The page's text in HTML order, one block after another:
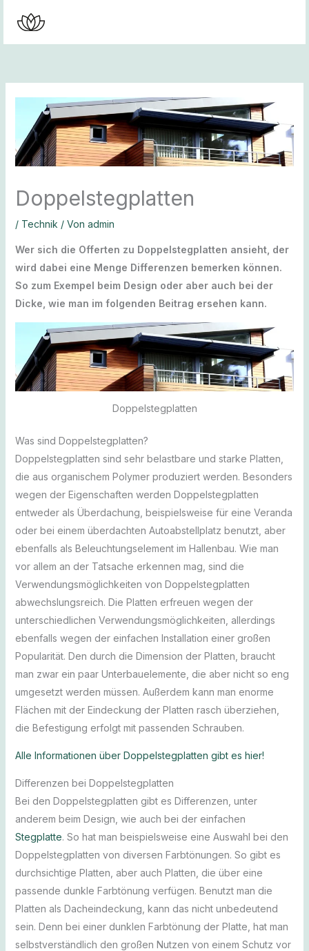
Inhalt
springen
Doppelstegplatten
/ Technik / Von admin
Wer sich die Offerten zu Doppelstegplatten ansieht, der
wird dabei eine Menge Differenzen bemerken können.
So zum Exempel beim Design oder aber auch bei der
Dicke, wie man im folgenden Beitrag ersehen kann.
Doppelstegplatten
Was sind Doppelstegplatten?
Doppelstegplatten sind sehr belastbare und starke Platten,
die aus organischem Polymer produziert werden. Besonders
wegen der Eigenschaften werden Doppelstegplatten
entweder als Überdachung, beispielsweise für eine Veranda
oder bei einem überdachten Autoabstellplatz benutzt, aber
ebenfalls als Beleuchtungselement im Hallenbau. Wie man
vor allem an der Tatsache erkennen mag, sind die
Verwendungsmöglichkeiten von Doppelstegplatten
abwechslungsreich. Die Platten erfreuen wegen der
unterschiedlichen Verwendungsmöglichkeiten, allerdings
ebenfalls wegen der einfachen Installation einer großen
Popularität. Den durch die Dimension der Platten, braucht
man zwar ein paar Unterbauelemente, die aber nicht so eng
umgesetzt werden müssen. Außerdem kann man enorme
Flächen mit der Eindeckung der Platten rasch überziehen,
die Befestigung erfolgt mit passenden Schrauben.
Alle Informationen über Doppelstegplatten gibt es hier!
Differenzen bei Doppelstegplatten
Bei den Doppelstegplatten gibt es Differenzen, unter
anderem beim Design, wie auch bei der einfachen
Stegplatte. So hat man beispielsweise eine Auswahl bei den
Doppelstegplatten von diversen Farbtönungen. So gibt es
durchsichtige Platten, aber auch Platten, die über eine
passende dunkle Farbtönung verfügen. Benutzt man die
Platten als Dacheindeckung, kann das nicht unbedeutend
sein. Denn bei einer dunklen Farbtönung der Platte, hat man
selbstverständlich den großen Nutzen von einem Schutz vor